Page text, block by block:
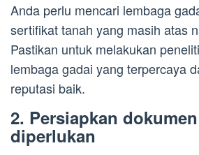
Anda perlu mencari lembaga
sertifikat tanah yang masih atas
Pastikan untuk melakukan
lembaga gadai yang terpercaya
reputasi baik.
2. Persiapkan
diperlukan